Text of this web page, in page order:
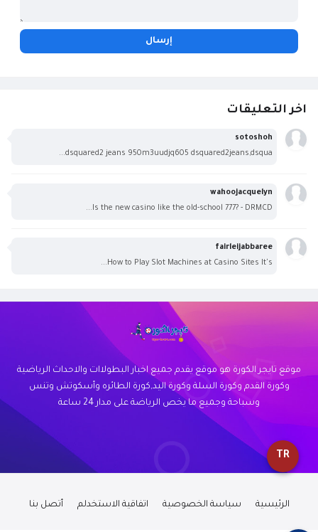
اخر التعليقات
sotoshoh
dsquared2 jeans 950m3uudjq605 dsquared2jeans,dsqua...
wahoojacquelyn
Is the new casino like the old-school 777? - DRMCD...
fairleijabbaree
How to Play Slot Machines at Casino Sites It's...
موقع تايجر الكورة هو موقع يقدم جميع اخبار البطولاات والاحداث الرياضية
وكورة القدم وكورة السلة وكورة اليد,كورة الطائره وأسكوتش وتنس
وسباحة وجميع ما يخص الرياضة على مدار 24 ساعة
TR
الرئيسية سياسة الخصوصية اتفاقية الاستخدلم أتصل بنا